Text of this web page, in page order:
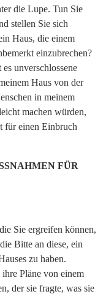
die Lupe. Tun Sie
stellen Sie sich
Haus, die einem
einzubrechen?
unverschlossene
Haus von der
in meinem
machen würden,
für einen Einbruch
FÜR
Sie ergreifen können,
Bitte an diese, ein
zu haben.
Pläne von einem
der sie fragte, was sie